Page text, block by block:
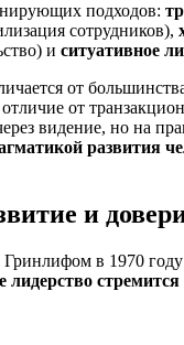
подходов:
сотрудников),
и ситуативное
от
от
видение, но на
развития
и
в 1970